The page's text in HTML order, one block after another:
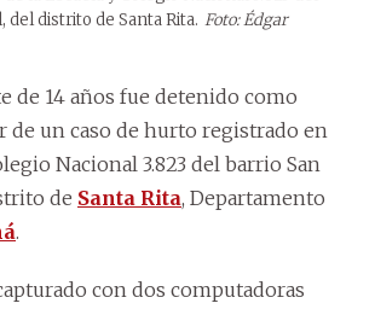
del distrito de Santa Rita. Foto: Édgar
de 14 años fue detenido como
de un caso de hurto registrado en
Nacional 3.823 del barrio San
de Santa Rita, Departamento
.
con dos computadoras